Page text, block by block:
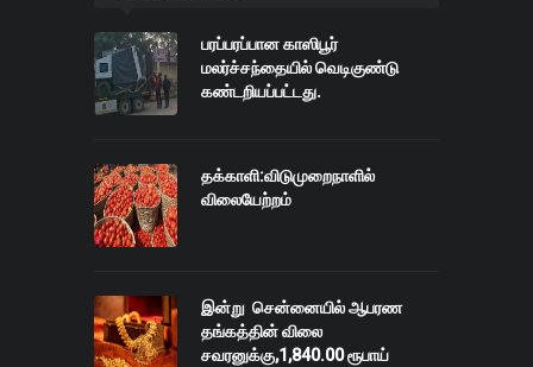
பரப்பரப்பான காஸிபூர்
மலர்ச்சந்தையில் வெடிகுண்டு
கண்டறியப்பட்டது.
தக்காளி:விடுமுறைநாளில்
விலையேற்றம்
இன்று சென்னையில் ஆபரண
தங்கத்தின் விலை
சவரனுக்கு,1,840.00 ரூபாய்